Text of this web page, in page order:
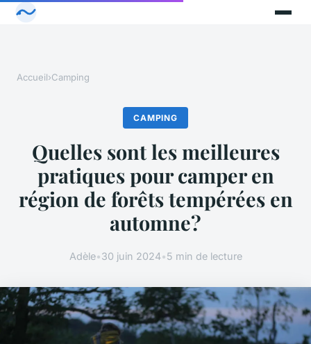
Accueil›Camping
CAMPING
Quelles sont les meilleures
pratiques pour camper en
région de forêts tempérées en
automne?
Adèle•30 juin 2024•5 min de lecture